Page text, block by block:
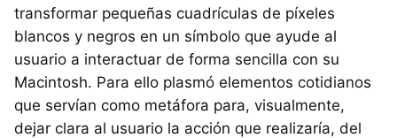
transformar pequeñas cuadrículas de píxeles
blancos y negros en un símbolo que ayude al
usuario a interactuar de forma sencilla con su
Macintosh. Para ello plasmó elementos cotidianos
que servían como metáfora para, visualmente,
dejar clara al usuario la acción que realizaría, del